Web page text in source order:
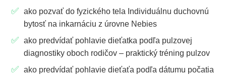
ako pozvať do fyzického tela Individuálnu duchovnú
bytosť na inkarnáciu z úrovne Nebies
ako predvídať pohlavie dieťatka podľa pulzovej
diagnostiky oboch rodičov – praktický tréning pulzov
ako predvídať pohlavie dieťaťa podľa dátumu počatia